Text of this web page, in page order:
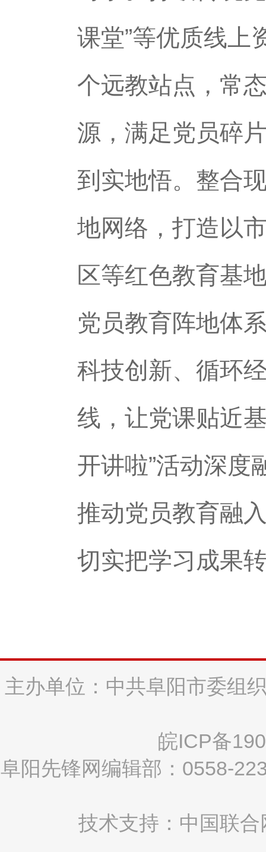
课堂”等优质线上
个远教站点，常
源，满足党员碎
到实地悟。整合
地网络，打造以
区等红色教育基
党员教育阵地体
科技创新、循环
线，让党课贴近
开讲啦”活动深度
推动党员教育融
切实把学习成果
主办单位：中共阜阳市委组
皖ICP备
阜阳先锋网编辑部：0558-
技术支持：中国联